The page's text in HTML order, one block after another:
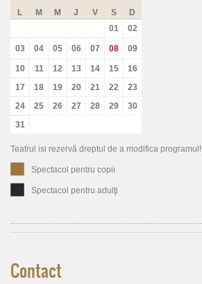
L M M J V S
D
01
02
03 04 05 06 07 08 09
10 11 12 13 14 15
16
17
18 19 20 21 22
23
24
25 26 27 28 29
30
31
Teatrul isi rezervă dreptul de a modifica programul!
Spectacol pentru copii
Spectacol pentru adulţi
Contact